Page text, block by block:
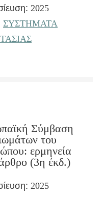
2025
ΣΥΣΤΗΜΑΤΑ
Σύμβαση
του
ερμηνεία
(3η έκδ.)
2025